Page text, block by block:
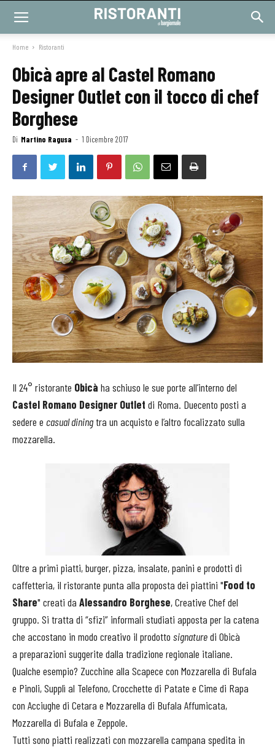
Home Ristoranti
Obicà apre al Castel Romano
Designer Outlet con il tocco di chef
Borghese
Di Martino Ragusa - 1 Dicembre 2017
Il 24° ristorante Obicà ha schiuso le sue porte all’interno del
Castel Romano Designer Outlet di Roma. Duecento posti a
sedere e casual diningtra un acquisto e l’altro focalizzato sulla
mozzarella.
Oltre a primi piatti, burger, pizza, insalate, panini e prodotti di
caffetteria, il ristorante punta alla proposta dei piattini "Food to
Share" creati da Alessandro Borghese, Creative Chef del
gruppo. Si tratta di “sfizi” informali studiati apposta per la catena
che accostano in modo creativo il prodotto signaturedi Obicà
a preparazioni suggerite dalla tradizione regionale italiane.
Qualche esempio? Zucchine alla Scapece con Mozzarella di Bufala
e Pinoli, Supplì al Telefono, Crocchette di Patate e Cime di Rapa
con Acciughe di Cetara e Mozzarella di Bufala Affumicata,
Mozzarella di Bufala e Zeppole.
Tutti sono piatti realizzati con mozzarella campana spedita in